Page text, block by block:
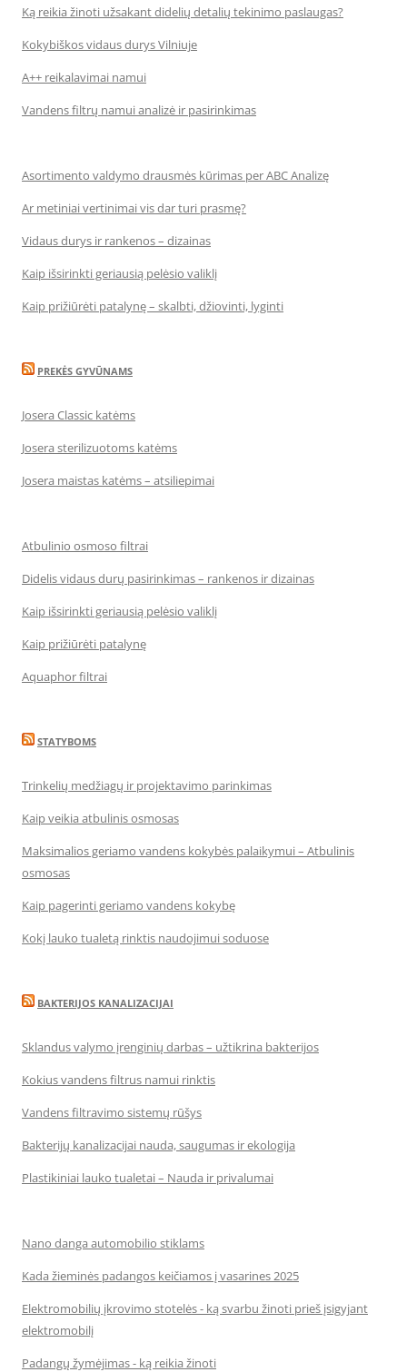
Ką reikia žinoti užsakant didelių detalių tekinimo paslaugas?
Kokybiškos vidaus durys Vilniuje
A++ reikalavimai namui
Vandens filtrų namui analizė ir pasirinkimas
Asortimento valdymo drausmės kūrimas per ABC Analizę
Ar metiniai vertinimai vis dar turi prasmę?
Vidaus durys ir rankenos – dizainas
Kaip išsirinkti geriausią pelėsio valiklį
Kaip prižiūrėti patalynę – skalbti, džiovinti, lyginti
PREKĖS GYVŪNAMS
Josera Classic katėms
Josera sterilizuotoms katėms
Josera maistas katėms – atsiliepimai
Atbulinio osmoso filtrai
Didelis vidaus durų pasirinkimas – rankenos ir dizainas
Kaip išsirinkti geriausią pelėsio valiklį
Kaip prižiūrėti patalynę
Aquaphor filtrai
STATYBOMS
Trinkelių medžiagų ir projektavimo parinkimas
Kaip veikia atbulinis osmosas
Maksimalios geriamo vandens kokybės palaikymui – Atbulinis
osmosas
Kaip pagerinti geriamo vandens kokybę
Kokį lauko tualetą rinktis naudojimui soduose
BAKTERIJOS KANALIZACIJAI
Sklandus valymo įrenginių darbas – užtikrina bakterijos
Kokius vandens filtrus namui rinktis
Vandens filtravimo sistemų rūšys
Bakterijų kanalizacijai nauda, saugumas ir ekologija
Plastikiniai lauko tualetai – Nauda ir privalumai
Nano danga automobilio stiklams
Kada žieminės padangos keičiamos į vasarines 2025
Elektromobilių įkrovimo stotelės - ką svarbu žinoti prieš įsigyjant
elektromobilį
Padangų žymėjimas - ką reikia žinoti